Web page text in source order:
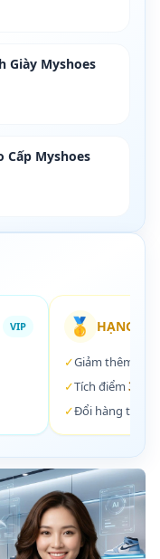
Giày Myshoes
Cấp Myshoes
VIP 🥇 HẠNG
✓Giảm thêm
✓Tích điểm 3%
✓Đổi hàng trong